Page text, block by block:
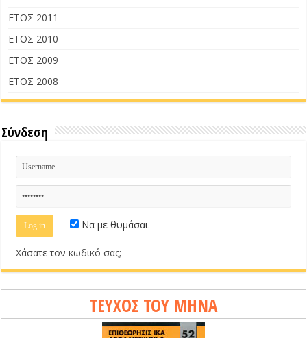
ΕΤΟΣ 2011
ΕΤΟΣ 2010
ΕΤΟΣ 2009
ΕΤΟΣ 2008
Σύνδεση
Να με θυμάσαι
Χάσατε τον κωδικό σας;
ΤΕΥΧΟΣ ΤΟΥ ΜΗΝΑ